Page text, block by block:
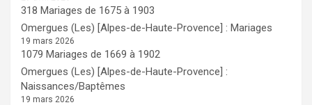
318 Mariages de 1675 à 1903
Omergues (Les) [Alpes-de-Haute-Provence] : Mariages
19 mars 2026
1079 Mariages de 1669 à 1902
Omergues (Les) [Alpes-de-Haute-Provence] :
Naissances/Baptêmes
19 mars 2026